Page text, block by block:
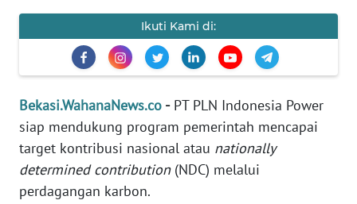
Ikuti Kami di:
Bekasi.WahanaNews.co -PT PLN Indonesia Power
siap mendukung program pemerintah mencapai
target kontribusi nasional atau nationally
determined contribution(NDC) melalui
perdagangan karbon.
MEDIA
SIBER
REDAKSI